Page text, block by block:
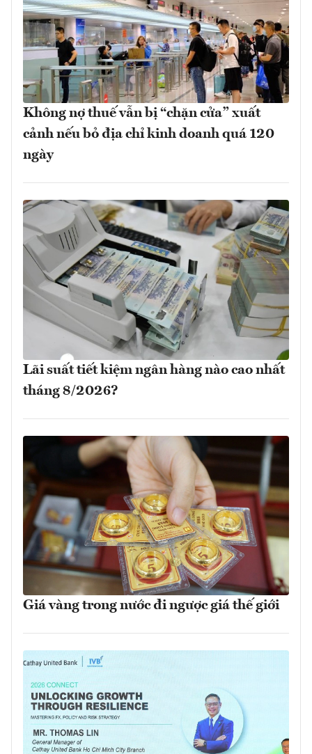
Không nợ thuế vẫn bị “chặn cửa” xuất
cảnh nếu bỏ địa chỉ kinh doanh quá 120
ngày
Lãi suất tiết kiệm ngân hàng nào cao nhất
tháng 8/2026?
Giá vàng trong nước đi ngược giá thế giới